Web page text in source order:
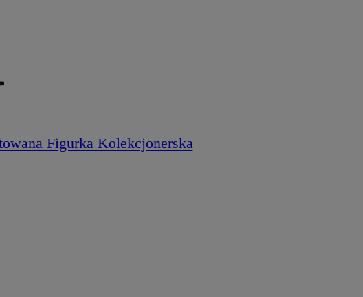
Figurka Kolekcjonerska